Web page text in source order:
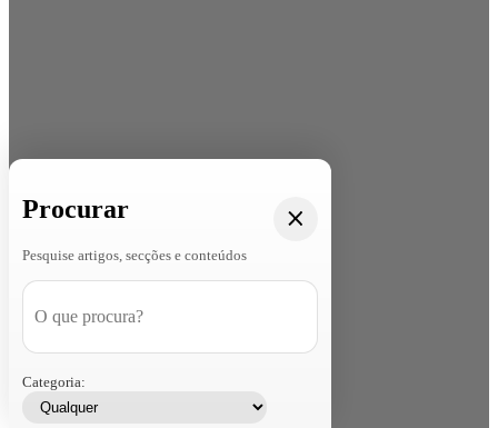
Procurar
Pesquise artigos, secções e conteúdos
Categoria: